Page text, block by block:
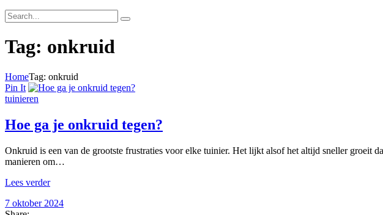
Tag: onkruid
HomeTag: onkruid
Pin It
tuinieren
Hoe ga je onkruid tegen?
Onkruid is een van de grootste frustraties voor elke tuinier. Het lijkt alsof het altijd sneller groeit
manieren om…
Lees verder
7 oktober 2024